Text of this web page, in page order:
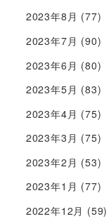
2023年8月 (77)
2023年7月 (90)
2023年6月 (80)
2023年5月 (83)
2023年4月 (75)
2023年3月 (75)
2023年2月 (53)
2023年1月 (77)
2022年12月 (59)